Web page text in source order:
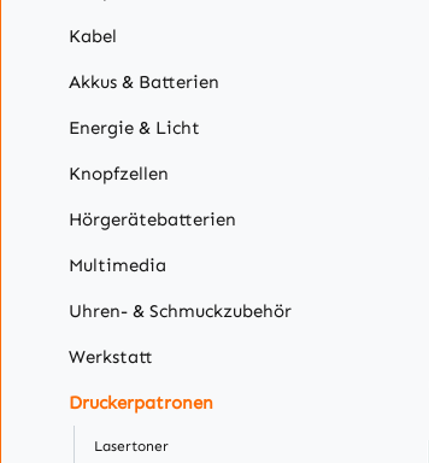
Kabel
Akkus & Batterien
Energie & Licht
Knopfzellen
Hörgerätebatterien
Multimedia
Uhren- & Schmuckzubehör
Werkstatt
Druckerpatronen
Lasertoner